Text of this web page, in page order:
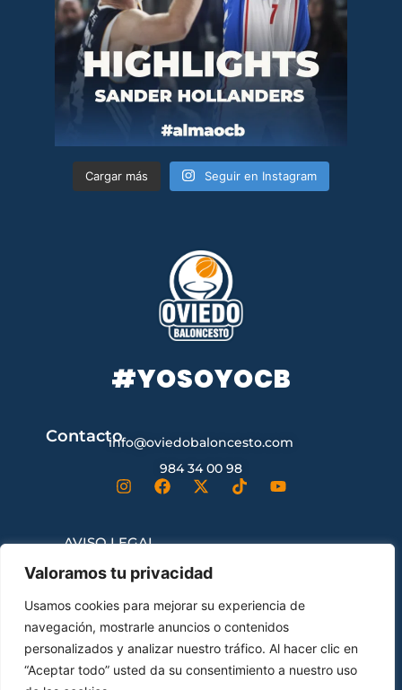
Valoramos tu privacidad
Usamos cookies para mejorar su experiencia de
navegación, mostrarle anuncios o contenidos
personalizados y analizar nuestro tráfico. Al hacer clic en
“Aceptar todo” usted da su consentimiento a nuestro uso
Cargar más Seguir en Instagram
#YOSOYOCB
Contactoinfo@oviedobaloncesto.com
984 34 00 98
AVISO LEGAL
CONTRATACIÓN
ENVÍOS Y DEVOLUCIONES